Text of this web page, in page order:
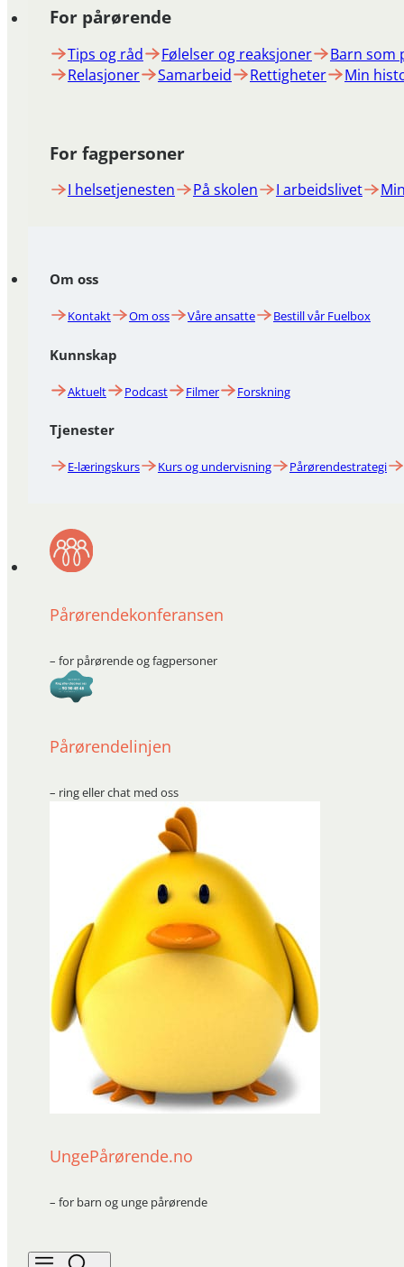
For pårørende
Tips og råd Følelser og reaksjoner
Barn som
Relasjoner
Samarbeid Rettigheter Min
For fagpersoner
I helsetjenesten På skolen I arbeidslivet
Om oss
Kontakt Om oss Våre ansatte Bestill vår Fuelbox
Kunnskap
Aktuelt Podcast Filmer Forskning
Tjenester
E-læringskurs Kurs og undervisning Pårørendestrategi
Pårørendekonferansen
– for pårørende og fagpersoner
Pårørendelinjen
– ring eller chat med oss
UngePårørende.no
– for barn og unge pårørende